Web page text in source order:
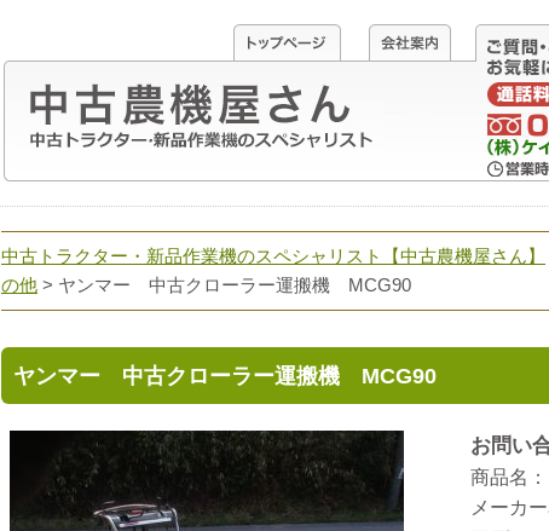
中古トラクター・新品作業機のスペシャリスト【中古農機屋さん】
の他 > ヤンマー 中古クローラー運搬機 MCG90
ヤンマー 中古クローラー運搬機 MCG90
お問い
商品名
メーカ